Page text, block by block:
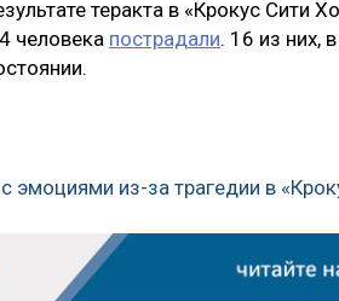
теракта в «Крокус Сити
человека пострадали. 16 из них,
эмоциями из-за трагедии в